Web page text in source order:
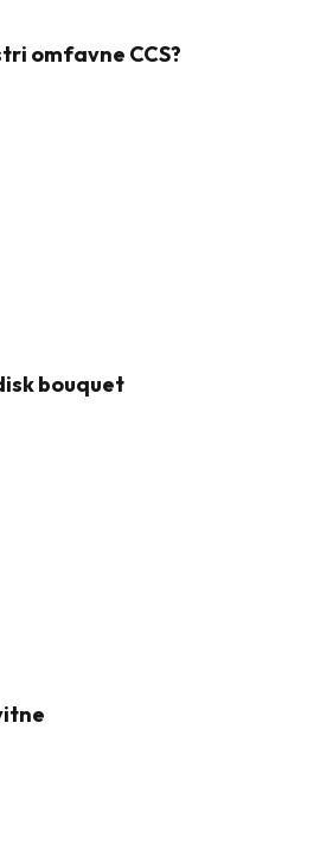
omfavne CCS?
bouquet